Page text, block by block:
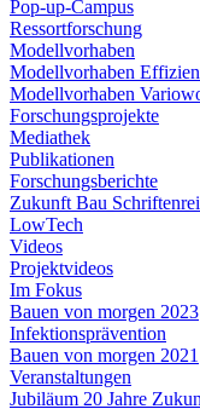
Pop-up-Campus
Ressortforschung
Modellvorhaben
Modellvorhaben
Modellvorhaben
Forschungsprojekte
Mediathek
Publikationen
Forschungsberichte
Zukunft Bau
LowTech
Videos
Projektvideos
Im Fokus
Bauen von morgen 2023
Infektionsprävention
Bauen von morgen 2021
Veranstaltungen
Jubiläum 20 Jahre